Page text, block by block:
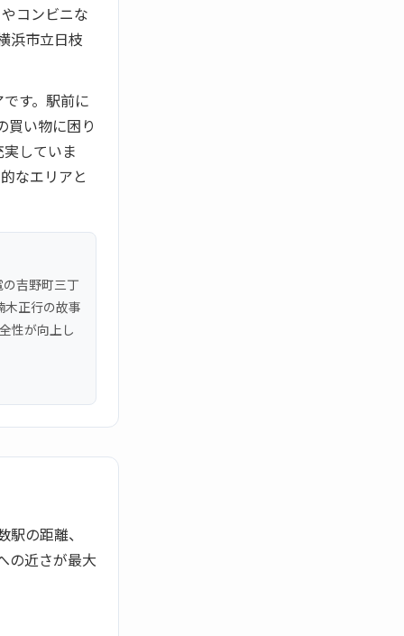
コンビニな
浜市立日枝
す。駅前に
買い物に困り
していま
なエリアと
吉野町三丁
木正行の故事
性が向上し
の距離、
の近さが最大